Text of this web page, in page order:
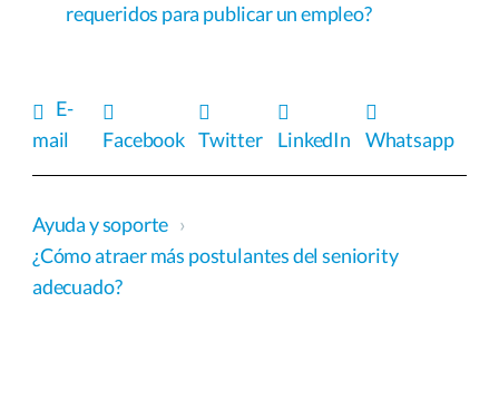
requeridos para publicar un empleo?
E-
mail
Facebook Twitter LinkedIn Whatsapp
Ayuda y soporte ›
¿Cómo atraer más postulantes del seniority
adecuado?